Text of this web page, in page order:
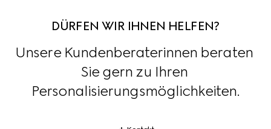
DÜRFEN WIR IHNEN HELFEN?
Unsere Kundenberaterinnen beraten
Sie gern zu Ihren
Personalisierungsmöglichkeiten.